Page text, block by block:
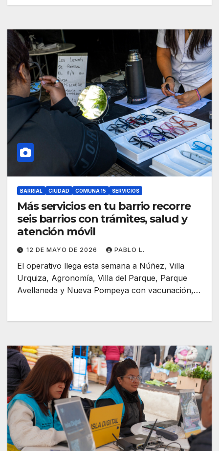
BARRIAL CIUDAD COMUNA 15 SERVICIOS
Más servicios en tu barrio recorre
seis barrios con trámites, salud y
atención móvil
12 DE MAYO DE 2026 PABLO L.
El operativo llega esta semana a Núñez, Villa
Urquiza, Agronomía, Villa del Parque, Parque
Avellaneda y Nueva Pompeya con vacunación,…